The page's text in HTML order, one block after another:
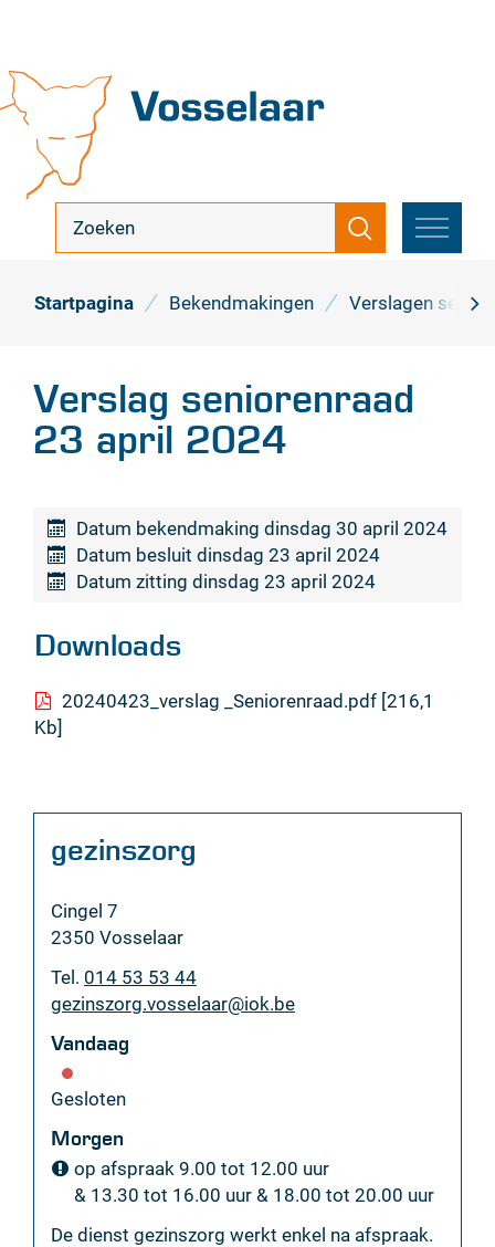
inhoud
Vosselaar
zoek
Zoeken
MENU
Startpagina Bekendmakingen Verslagen
Verslag seniorenraad
23 april 2024
Datum bekendmaking dinsdag 30 april 2024
Datum besluit dinsdag 23 april 2024
Datum zitting dinsdag 23 april 2024
Downloads
20240423_verslag _Seniorenraad.pdf 216,1
Kb
Contact
gezinszorg
Adres
Cingel 7
,2350 Vosselaar
Tel. 014 53 53 44
E-
gezinszorg.vosselaar@iok.be
Vandaag
Gesloten
Morgen
op afspraak 9.00 tot 12.00 uur
& 13.30 tot 16.00 uur & 18.00 tot 20.00 uur
De dienst gezinszorg werkt enkel na afspraak.